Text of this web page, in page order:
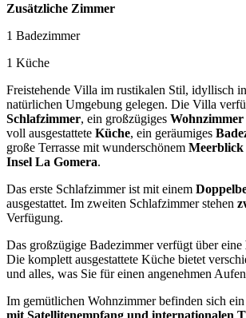
Zusätzliche Zimmer
1 Badezimmer
1 Küche
Freistehende Villa im rustikalen Stil, idyllisch
natürlichen Umgebung gelegen. Die Villa
Schlafzimmer, ein großzügiges
voll ausgestattete Küche, ein geräumiges
große Terrasse mit wunderschönem
Insel La Gomera.
Das erste Schlafzimmer ist mit einem
ausgestattet. Im zweiten Schlafzimmer stehen
Verfügung.
Das großzügige Badezimmer verfügt über eine
Die komplett ausgestattete Küche bietet
und alles, was Sie für einen angenehmen
Im gemütlichen Wohnzimmer befinden sich ein
mit Satellitenempfang und internationalen